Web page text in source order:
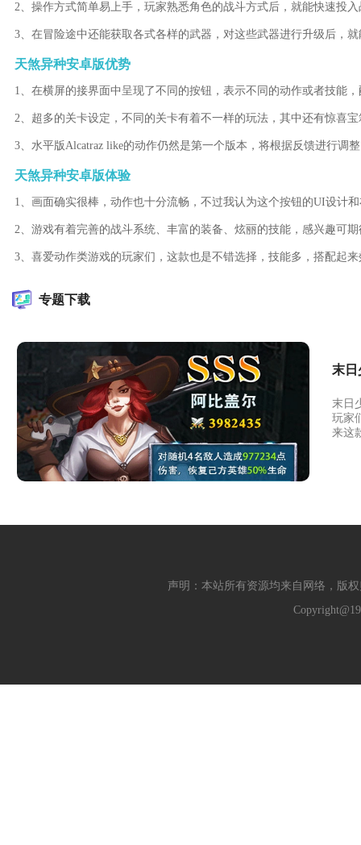
2、操作方式简单易上手，玩家熟悉角色的战斗方式后，就能快速投
3、在冒险途中还能获取各式各样的武器，对这些武器进行升级后，
天煞异种安卓版优势
1、在横屏的接界面中呈现了不同的按钮，表示不同的动作或者技能
2、超多的关卡设定，不同的关卡有着不一样的玩法，其中还有惊喜
3、水平版Alcatraz like的动作仍然是第一个版本，将根据反馈进行调
天煞异种安卓版体验
1、画面确实很棒，动作也十分流畅，不过我认为这个按钮的UI设计
2、游戏有着完善的战斗系统、丰富的装备、炫丽的技能，感兴趣可
3、喜爱动作类游戏的玩家们，这款也是不错选择，技能多，搭配起
专题下载
末日
末日
玩家
来这
声明：本站所有资源均来自网络，版